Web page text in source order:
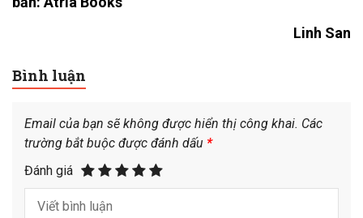
Linh San
Bình luận
Email của bạn sẽ không được hiển thị công khai. Các
trường bắt buộc được đánh dấu *
Đánh giá